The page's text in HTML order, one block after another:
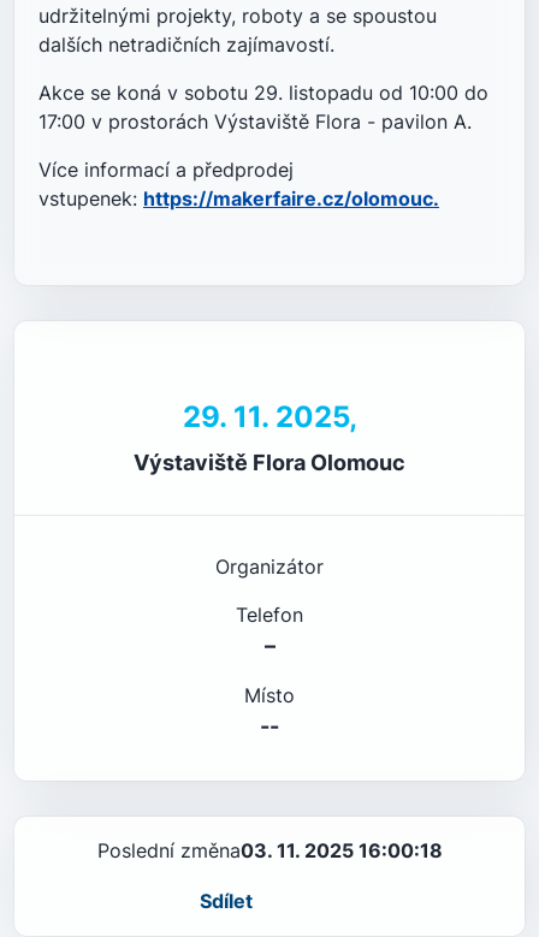
29. 11. 2025,
Výstaviště Flora Olomouc
Organizátor
Telefon
–
Místo
--
Poslední změna03. 11. 2025 16:00:18
Sdílet
udržitelnými projekty, roboty a se spoustou
dalších netradičních zajímavostí.
Akce se koná v sobotu 29. listopadu od 10:00 do
17:00 v prostorách Výstaviště Flora - pavilon A.
Více informací a předprodej
vstupenek: https://makerfaire.cz/olomouc.